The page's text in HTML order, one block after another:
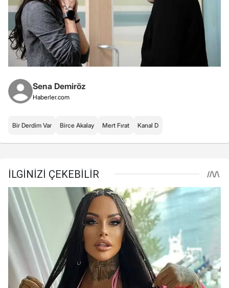
Sena Demiröz
Haberler.com
Bir Derdim Var Birce Akalay Mert Fırat Kanal D